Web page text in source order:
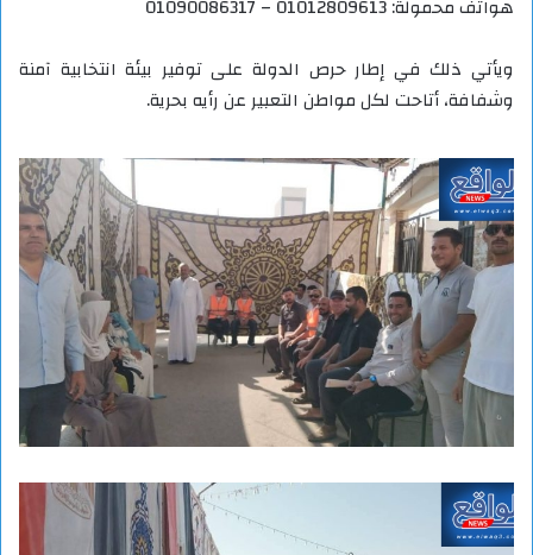
هواتف محمولة: 01012809613 – 01090086317
ويأتي ذلك في إطار حرص الدولة على توفير بيئة انتخابية آمنة
وشفافة، أتاحت لكل مواطن التعبير عن رأيه بحرية.